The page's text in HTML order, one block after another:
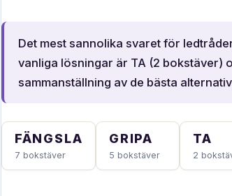
Det mest sannolika svaret för
vanliga lösningar är TA (2 bokstäver)
sammanställning av de bästa
FÄNGSLA
7 bokstäver
GRIPA
5 bokstäver
TA
2